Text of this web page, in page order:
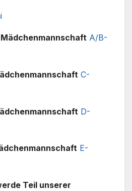
A/B-
C-
D-
E-
Teil unserer